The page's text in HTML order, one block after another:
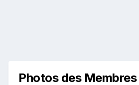
Photos des Membres